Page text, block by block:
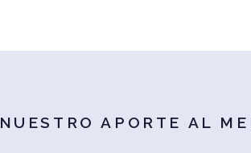
NUESTRO APORTE AL